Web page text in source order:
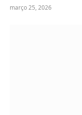
março 25, 2026